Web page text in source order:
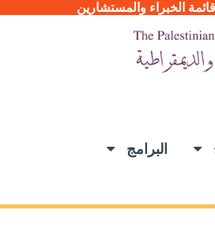
الخبراء والمستشارين
البرامج